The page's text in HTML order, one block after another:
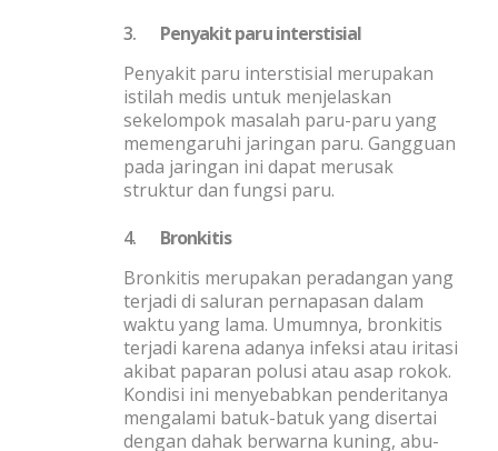
3. Penyakit paru interstisial
Penyakit paru interstisial merupakan
istilah medis untuk menjelaskan
sekelompok masalah paru-paru yang
memengaruhi jaringan paru. Gangguan
pada jaringan ini dapat merusak
struktur dan fungsi paru.
4. Bronkitis
Bronkitis merupakan peradangan yang
terjadi di saluran pernapasan dalam
waktu yang lama. Umumnya, bronkitis
terjadi karena adanya infeksi atau iritasi
akibat paparan polusi atau asap rokok.
Kondisi ini menyebabkan penderitanya
mengalami batuk-batuk yang disertai
dengan dahak berwarna kuning, abu-